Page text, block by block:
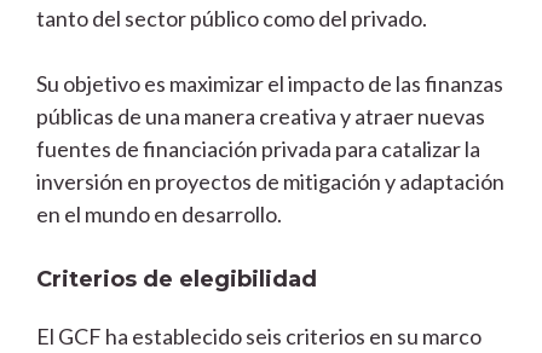
tanto del sector público como del privado.
Su objetivo es maximizar el impacto de las finanzas
públicas de una manera creativa y atraer nuevas
fuentes de financiación privada para catalizar la
inversión en proyectos de mitigación y adaptación
en el mundo en desarrollo.
Criterios de elegibilidad
El GCF ha establecido seis criterios en su marco